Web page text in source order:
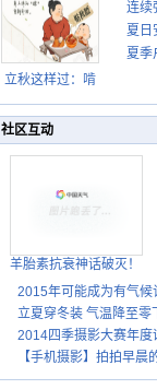
热仍盛
立秋这样过：啃
祝丰收迎秋来
示请
连续
这些
夏日
贴士
夏季
社区互动
羊胎素抗衰神话破灭！
2015年可能成为有气
立夏穿冬装 气温降至零
2014四季摄影大赛年度
【手机摄影】拍拍早晨